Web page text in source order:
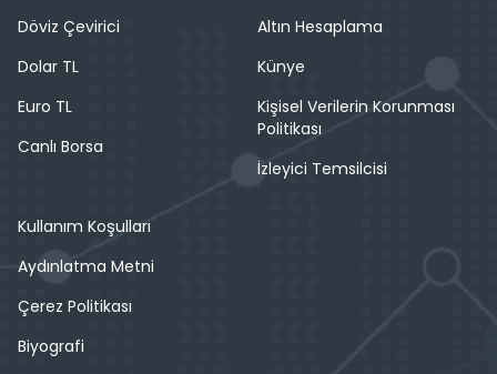
Döviz Çevirici
Dolar TL
Euro TL
Canlı Borsa
Altın Hesaplama
Künye
Kişisel Verilerin Korunması
Politikası
İzleyici Temsilcisi
Kullanım Koşulları
Aydınlatma Metni
Çerez Politikası
Biyografi